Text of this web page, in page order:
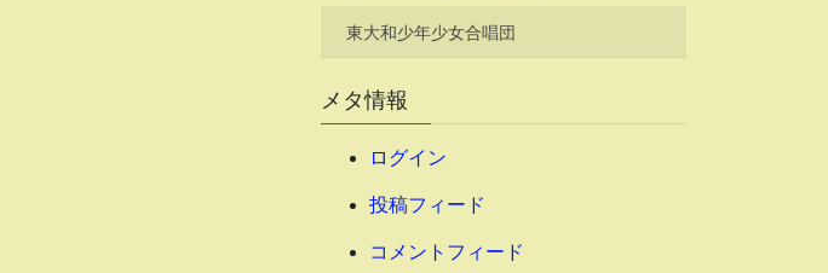
東大和少年少女合唱団
メタ情報
ログイン
投稿フィード
コメントフィード